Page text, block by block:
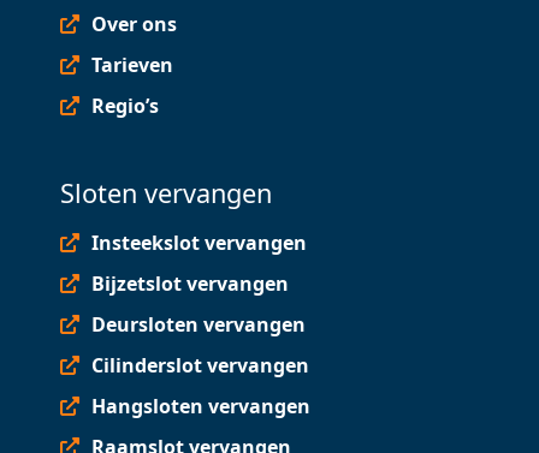
Over ons
Tarieven
Regio’s
Sloten vervangen
Insteekslot vervangen
Bijzetslot vervangen
Deursloten vervangen
Cilinderslot vervangen
Hangsloten vervangen
Raamslot vervangen